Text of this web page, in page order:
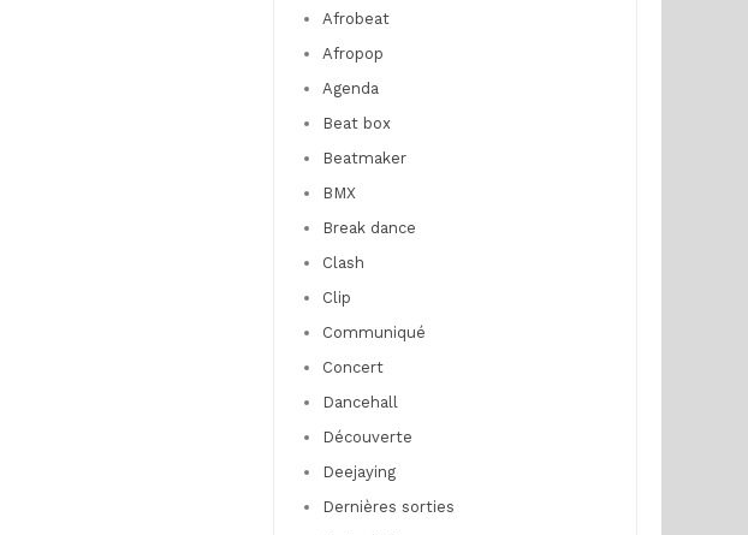
Afrobeat
Afropop
Agenda
Beat box
Beatmaker
BMX
Break dance
Clash
Clip
Communiqué
Concert
Dancehall
Découverte
Deejaying
Dernières sorties